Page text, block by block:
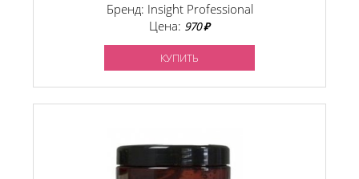
Бренд: Insight Professional
Цена: 970 ₽
КУПИТЬ